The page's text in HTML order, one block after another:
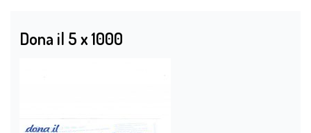
Dona il 5 x 1000